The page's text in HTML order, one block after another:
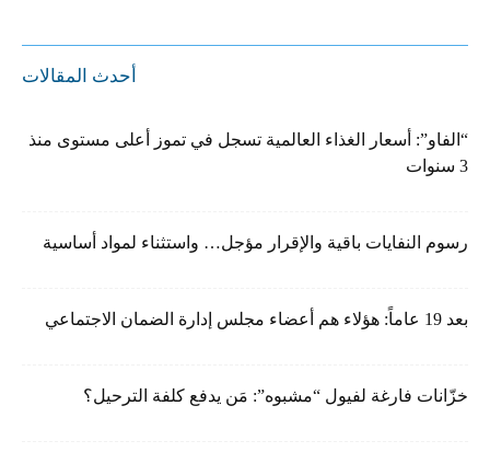
أحدث المقالات
“الفاو”: أسعار الغذاء العالمية تسجل في تموز أعلى مستوى منذ
3 سنوات
رسوم النفايات باقية والإقرار مؤجل… واستثناء لمواد أساسية
بعد 19 عاماً: هؤلاء هم أعضاء مجلس إدارة الضمان الاجتماعي
خزّانات فارغة لفيول “مشبوه”: مَن يدفع كلفة الترحيل؟